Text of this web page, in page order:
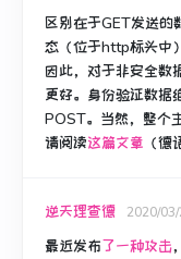
区别在于GET发送的
态（位于http标头中
因此，对于非安全
更好。 身份验证数据
POST。 当然，整个
请阅读这篇文章 （德
逆天理查德 2020/
最近发布了一种攻击